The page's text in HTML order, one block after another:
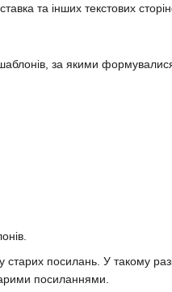
та інших текстових
за якими
посилань. У такому
посиланнями.